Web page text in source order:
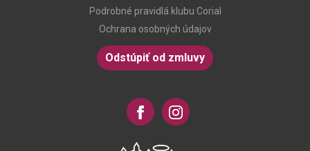
Podrobné pravidlá klubu Corial
Ochrana osobných údajov
Odstúpiť od zmluvy